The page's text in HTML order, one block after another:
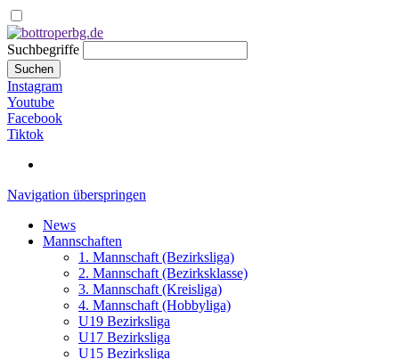
Suchbegriffe
Suchen
Instagram
Youtube
Facebook
Tiktok
Navigation überspringen
News
Mannschaften
1. Mannschaft (Bezirksliga)
2. Mannschaft (Bezirksklasse)
3. Mannschaft (Kreisliga)
4. Mannschaft (Hobbyliga)
U19 Bezirksliga
U17 Bezirksliga
U15 Bezirksliga